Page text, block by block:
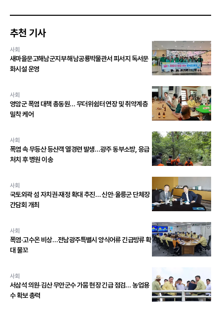
추천 기사
사회
새마을문고해남군지부 해남공룡박물관서 피서지 독서문
화시설 운영
사회
영암군 폭염 대책 총동원… 무더위쉼터 연장 및 취약계층
밀착 케어
사회
폭염 속 무등산 등산객 열경련 발생…광주 동부소방, 응급
처치 후 병원 이송
사회
국토외곽 섬 자치권·재정 확대 추진… 신안·울릉군 단체장
간담회 개최
사회
폭염·고수온 비상…전남광주특별시 양식어류 긴급방류 확
대 물꼬
사회
서삼석 의원·김산 무안군수 가뭄 현장 긴급 점검… 농업용
수 확보 총력